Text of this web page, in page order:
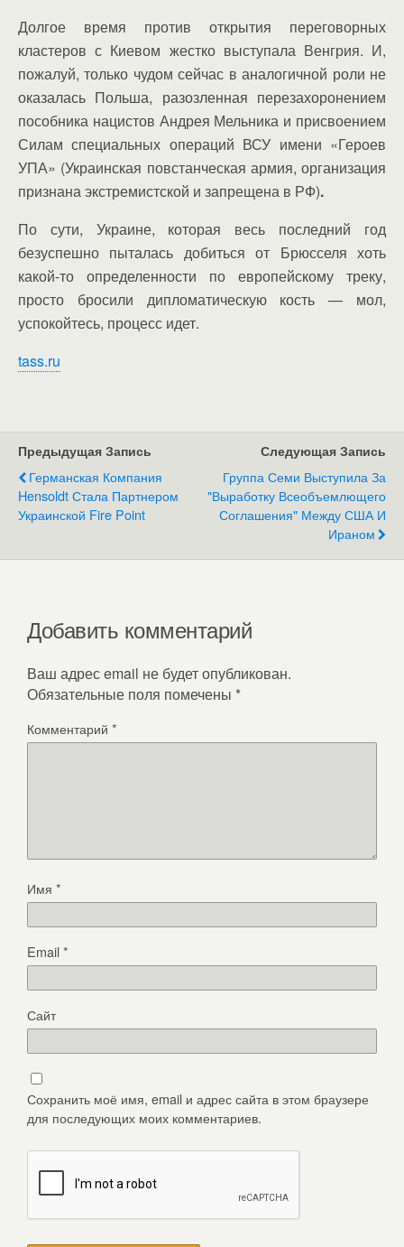
Долгое время против открытия переговорных
кластеров с Киевом жестко выступала Венгрия. И,
пожалуй, только чудом сейчас в аналогичной роли не
оказалась Польша, разозленная перезахоронением
пособника нацистов Андрея Мельника и присвоением
Силам специальных операций ВСУ имени «Героев
УПА» (Украинская повстанческая армия, организация
признана экстремистской и запрещена в РФ).
По сути, Украине, которая весь последний год
безуспешно пыталась добиться от Брюсселя хоть
какой-то определенности по европейскому треку,
просто бросили дипломатическую кость — мол,
успокойтесь, процесс идет.
tass.ru
Предыдущая Запись
Германская Компания
Hensoldt Стала Партнером
Украинской Fire Point
Следующая Запись
Группа Семи Выступила За
"выработку Всеобъемлющего
Соглашения" Между США И
Ираном
Добавить комментарий
Ваш адрес email не будет опубликован.
Обязательные поля помечены *
Комментарий *
Имя *
Email*
Сайт
Сохранить моё имя, email и адрес сайта в этом браузере
для последующих моих комментариев.